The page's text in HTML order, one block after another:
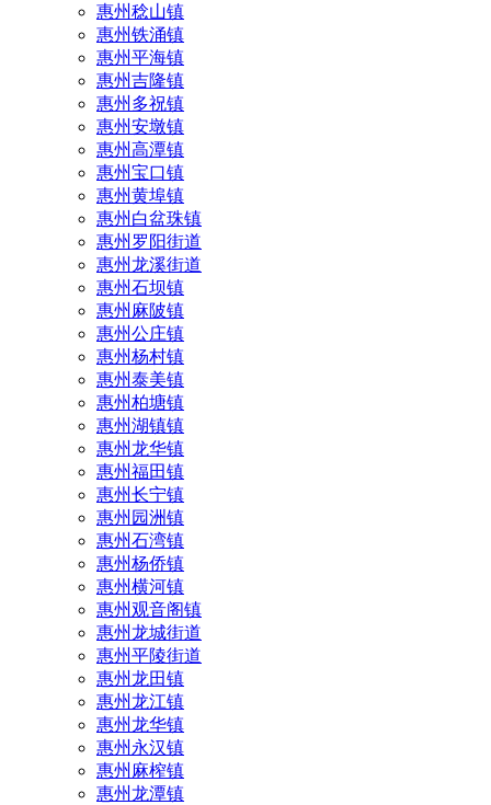
惠州稔山镇
惠州铁涌镇
惠州平海镇
惠州吉隆镇
惠州多祝镇
惠州安墩镇
惠州高潭镇
惠州宝口镇
惠州黄埠镇
惠州白盆珠镇
惠州罗阳街道
惠州龙溪街道
惠州石坝镇
惠州麻陂镇
惠州公庄镇
惠州杨村镇
惠州泰美镇
惠州柏塘镇
惠州湖镇镇
惠州龙华镇
惠州福田镇
惠州长宁镇
惠州园洲镇
惠州石湾镇
惠州杨侨镇
惠州横河镇
惠州观音阁镇
惠州龙城街道
惠州平陵街道
惠州龙田镇
惠州龙江镇
惠州龙华镇
惠州永汉镇
惠州麻榨镇
惠州龙潭镇